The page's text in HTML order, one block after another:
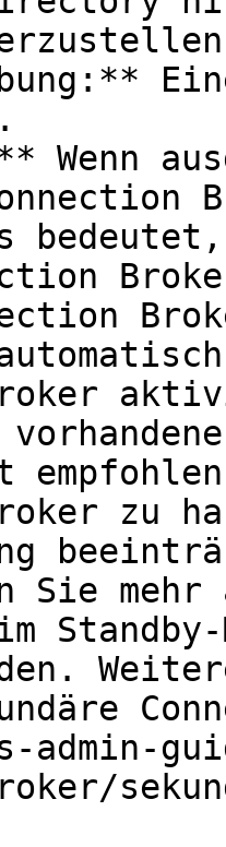
Wenn
zu
Sie
admin-